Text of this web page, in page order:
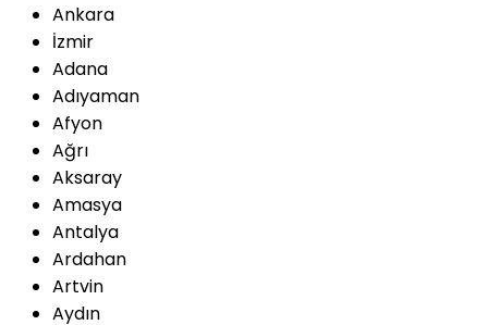
Ankara
İzmir
Adana
Adıyaman
Afyon
Ağrı
Aksaray
Amasya
Antalya
Ardahan
Artvin
Aydın